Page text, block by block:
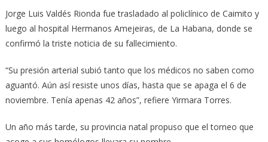
Jorge Luis Valdés Rionda fue trasladado al policlínico de Caimito y
luego al hospital Hermanos Amejeiras, de La Habana, donde se
confirmó la triste noticia de su fallecimiento.
“Su presión arterial subió tanto que los médicos no saben como
aguantó. Aún así resiste unos días, hasta que se apaga el 6 de
noviembre. Tenía apenas 42 años”, refiere Yirmara Torres.
Un año más tarde, su provincia natal propuso que el torneo que